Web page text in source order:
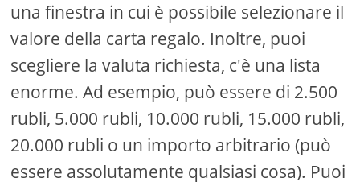
una finestra in cui è possibile selezionare il
valore della carta regalo. Inoltre, puoi
scegliere la valuta richiesta, c'è una lista
enorme. Ad esempio, può essere di 2.500
rubli, 5.000 rubli, 10.000 rubli, 15.000 rubli,
20.000 rubli o un importo arbitrario (può
essere assolutamente qualsiasi cosa). Puoi